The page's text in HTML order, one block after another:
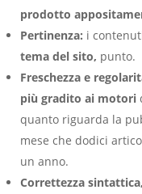
prodotto
Pertinenza: i
tema del sito, punto.
Freschezza e
più gradito ai motori
quanto riguarda la
mese che dodici
un anno.
Correttezza